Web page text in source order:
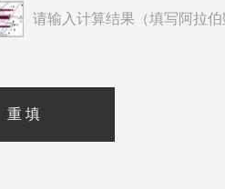
请输入计算结果（填写阿拉